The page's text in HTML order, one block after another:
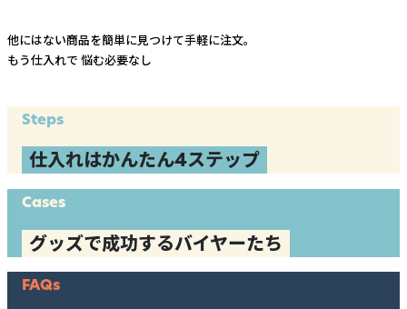
他にはない商品を簡単に見つけて手軽に注文。
もう仕入れで 悩む必要なし
Steps
仕入れはかんたん4ステップ
Cases
グッズで成功するバイヤーたち
FAQs